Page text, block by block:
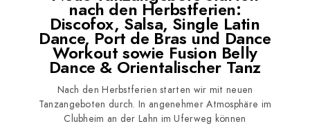
nach den Herbstferien:
Discofox, Salsa, Single Latin
Dance, Port de Bras und Dance
Workout sowie Fusion Belly
Dance & Orientalischer Tanz
Nach den Herbstferien starten wir mit neuen
Tanzangeboten durch. In angenehmer Atmosphäre im
Clubheim an der Lahn im Uferweg können